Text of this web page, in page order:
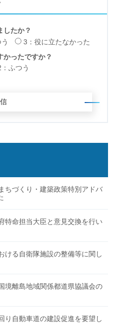
したか？
3：役に立たなかった
かったですか？
：ふつう
ちづくり・建築政策特別アドバ
特命担当大臣と意見交換を行い
ける自衛隊施設の整備等に関し
境離島地域関係都道県協議会の
り自動車道の建設促進を要望し